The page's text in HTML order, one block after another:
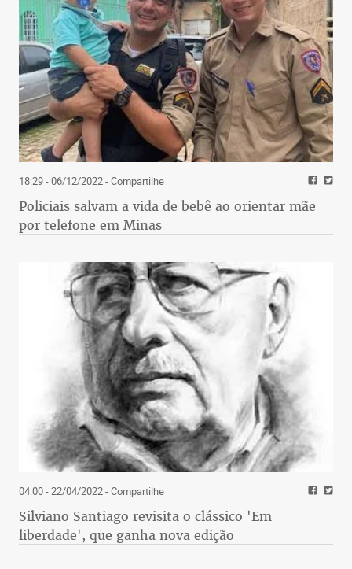
18:29 - 06/12/2022- Compartilhe
Policiais salvam a vida de bebê ao orientar mãe
por telefone em Minas
04:00 - 22/04/2022- Compartilhe
Silviano Santiago revisita o clássico 'Em
liberdade', que ganha nova edição